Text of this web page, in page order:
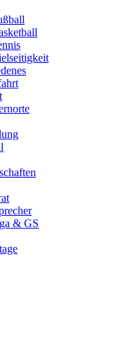
& GS